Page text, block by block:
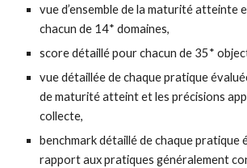
vue d’ensemble de la maturité atteinte
chacun de 14* domaines,
score détaillé pour chacun de 35*
vue détaillée de chaque pratique
de maturité atteint et les précisions
collecte,
benchmark détaillé de chaque pratique
rapport aux pratiques généralement